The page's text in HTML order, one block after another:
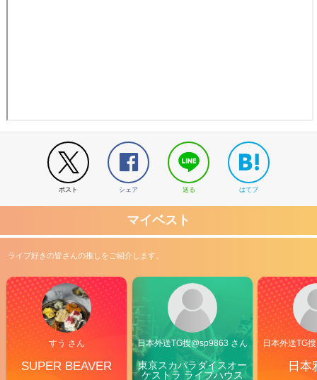
ポスト シェア 送る はてブ
マイベスト
ライブ好きの皆さんの推しをご紹介します。
すう さん
SUPER BEAVER
日本外送TG搜@sp9863 さん
東京スカパラダイスオー
ケストラ ライブハウス
日本外送TG
日本